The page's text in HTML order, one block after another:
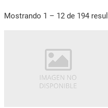
Mostrando 1 – 12 de 194